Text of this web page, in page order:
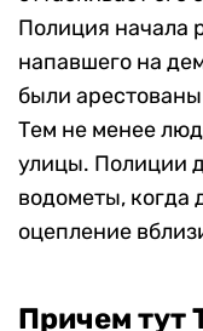
Полиция начала
напавшего на
были
Тем не менее
улицы. Полиции
водометы, когда
оцепление
Причем тут